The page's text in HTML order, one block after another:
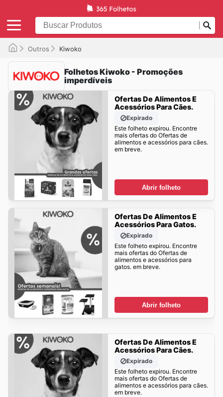
Outros Kiwoko
Folhetos Kiwoko - Promoções
imperdíveis
Ofertas De Alimentos E
Acessórios Para Cães.
Expirado
Este folheto expirou. Encontre
mais ofertas do Ofertas de
alimentos e acessórios para cães.
em breve.
Abrir folheto
Ofertas De Alimentos E
Acessórios Para Gatos.
Expirado
Este folheto expirou. Encontre
mais ofertas do Ofertas de
alimentos e acessórios para
gatos. em breve.
Abrir folheto
Ofertas De Alimentos E
Acessórios Para Cães.
Expirado
Este folheto expirou. Encontre
mais ofertas do Ofertas de
alimentos e acessórios para cães.
em breve.